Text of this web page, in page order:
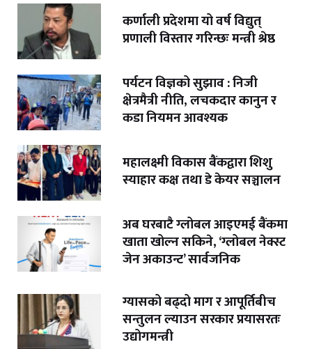
कर्णाली प्रदेशमा यो वर्ष विद्युत्
प्रणाली विस्तार गरिन्छः मन्त्री श्रेष्ठ
पर्यटन विज्ञको सुझाव : निजी
क्षेत्रमैत्री नीति, लचकदार कानुन र
कडा नियमन आवश्यक
महालक्ष्मी विकास बैंकद्वारा शिशु
स्याहार कक्ष तथा डे केयर सञ्चालन
अब घरबाटै ग्लोबल आइएमई बैंकमा
खाता खोल्न सकिने, ‘ग्लोबल नेक्स्ट
जेन अकाउन्ट’ सार्वजनिक
ग्यासको बढ्दो माग र आपूर्तिबीच
सन्तुलन ल्याउन सरकार प्रयासरतः
उद्योगमन्त्री